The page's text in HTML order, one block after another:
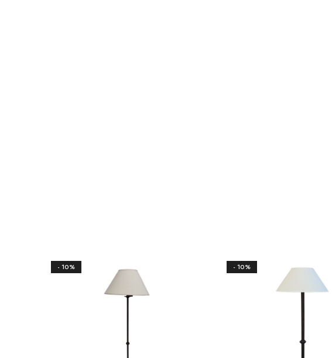
- 10% - 10%